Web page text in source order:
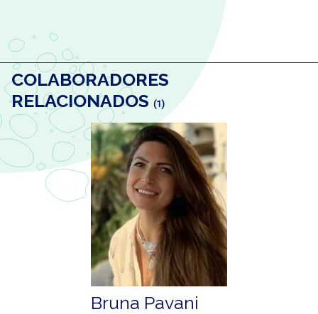
COLABORADORES
RELACIONADOS (1)
Bruna Pavani